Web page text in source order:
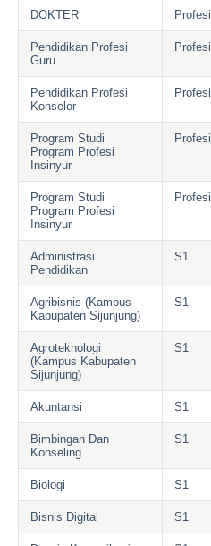
DOKTER Profesi
Pendidikan Profesi
Guru
Profesi
Pendidikan Profesi
Konselor
Profesi
Program Studi
Program Profesi
Insinyur
Profesi
Program Studi
Program Profesi
Insinyur
Profesi
Administrasi
Pendidikan
S1
Agribisnis (Kampus
Kabupaten Sijunjung)
S1
Agroteknologi
(Kampus Kabupaten
Sijunjung)
S1
Akuntansi S1
Bimbingan Dan
Konseling
S1
Biologi S1
Bisnis Digital S1